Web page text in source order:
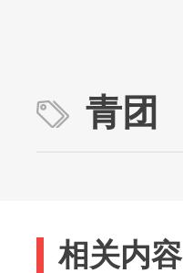
青团
相关内容